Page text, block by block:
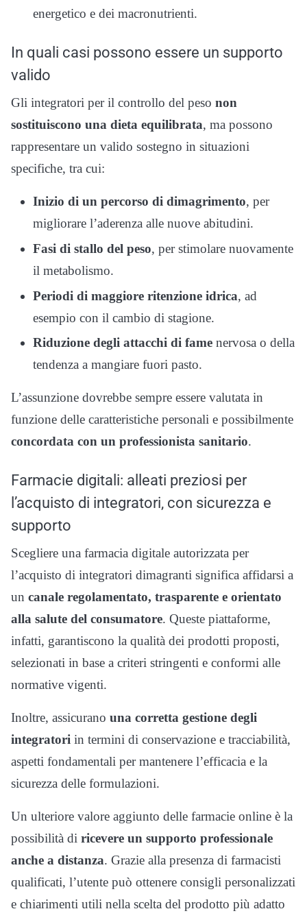
energetico e dei macronutrienti.
In quali casi possono essere un supporto
valido
Gli integratori per il controllo del peso non
sostituiscono una dieta equilibrata, ma possono
rappresentare un valido sostegno in situazioni
specifiche, tra cui:
Inizio di un percorso di dimagrimento, per
migliorare l’aderenza alle nuove abitudini.
Fasi di stallo del peso, per stimolare nuovamente
il metabolismo.
Periodi di maggiore ritenzione idrica, ad
esempio con il cambio di stagione.
Riduzione degli attacchi di fame nervosa o della
tendenza a mangiare fuori pasto.
L’assunzione dovrebbe sempre essere valutata in
funzione delle caratteristiche personali e possibilmente
concordata con un professionista sanitario.
Farmacie digitali: alleati preziosi per
l’acquisto di integratori, con sicurezza e
supporto
Scegliere una farmacia digitale autorizzata per
l’acquisto di integratori dimagranti significa affidarsi a
un canale regolamentato, trasparente e orientato
alla salute del consumatore. Queste piattaforme,
infatti, garantiscono la qualità dei prodotti proposti,
selezionati in base a criteri stringenti e conformi alle
normative vigenti.
Inoltre, assicurano una corretta gestione degli
integratori in termini di conservazione e tracciabilità,
aspetti fondamentali per mantenere l’efficacia e la
sicurezza delle formulazioni.
Un ulteriore valore aggiunto delle farmacie online è la
possibilità di ricevere un supporto professionale
anche a distanza. Grazie alla presenza di farmacisti
qualificati, l’utente può ottenere consigli personalizzati
e chiarimenti utili nella scelta del prodotto più adatto